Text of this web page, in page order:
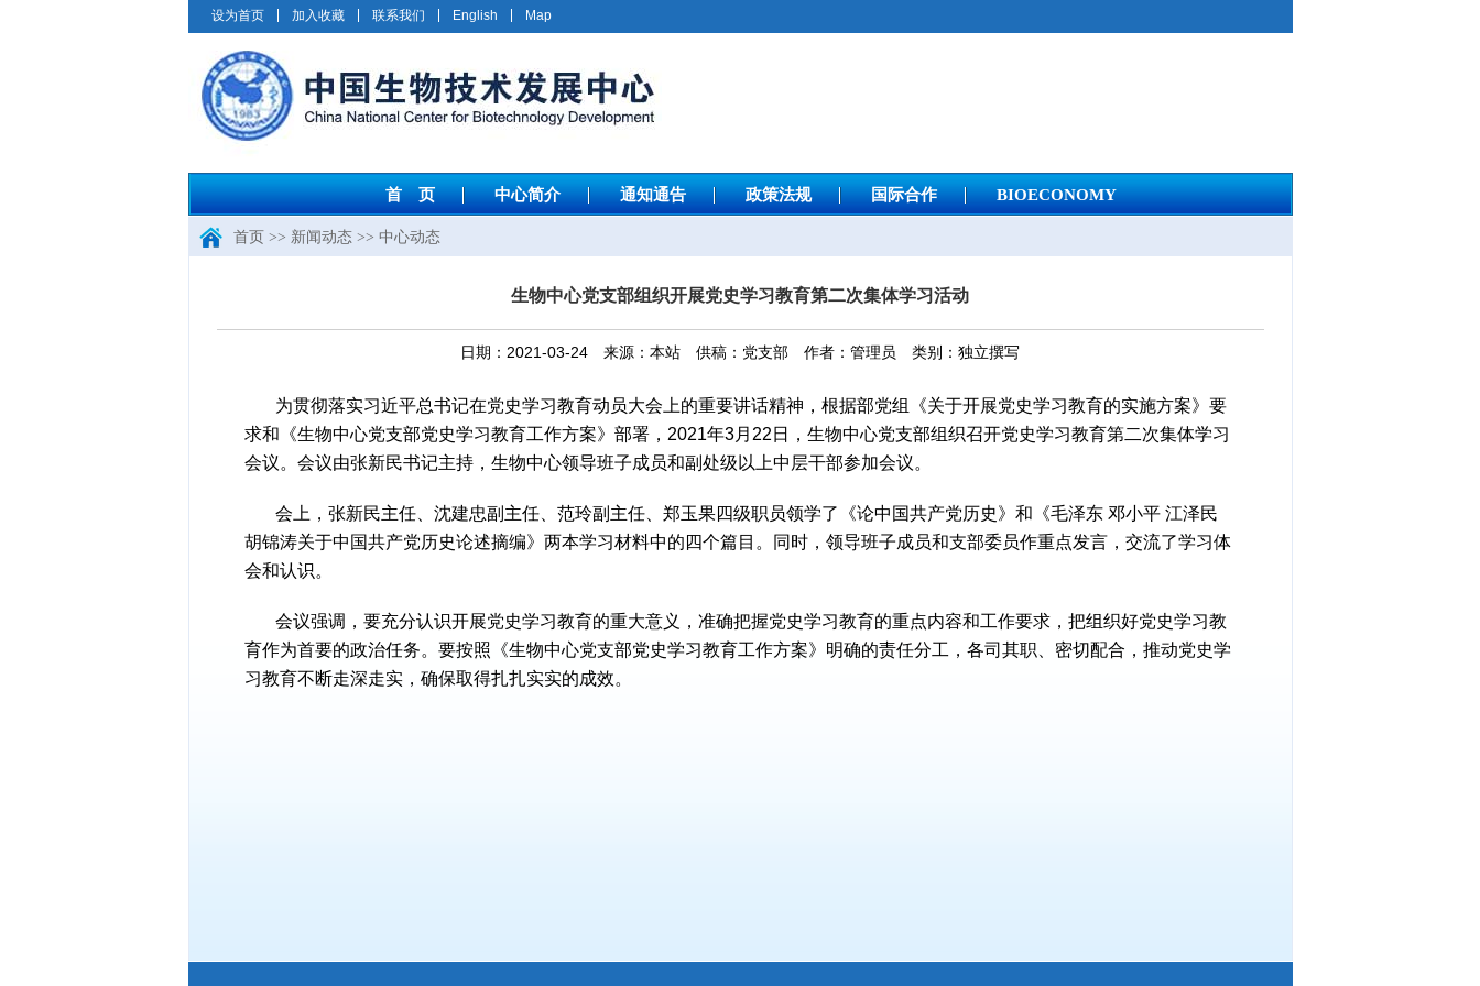
设为首页 加入收藏 联系我们 English Map
首 页 中心简介 通知通告 政策法规 国际合作 BIOECONOMY
首页 >> 新闻动态>> 中心动态
生物中心党支部组织开展党史学习教育第二次集体学习活动
日期：2021-03-24 来源：本站 供稿：党支部 作者：管理员 类别：独立撰写
为贯彻落实习近平总书记在党史学习教育动员大会上的重要讲话精神，根据部党组《关于开展党史学习教育的实施方案》要
求和《生物中心党支部党史学习教育工作方案》部署，2021年3月22日，生物中心党支部组织召开党史学习教育第二次集体学习
会议。会议由张新民书记主持，生物中心领导班子成员和副处级以上中层干部参加会议。
会上，张新民主任、沈建忠副主任、范玲副主任、郑玉果四级职员领学了《论中国共产党历史》和《毛泽东 邓小平 江泽民
胡锦涛关于中国共产党历史论述摘编》两本学习材料中的四个篇目。同时，领导班子成员和支部委员作重点发言，交流了学习体
会和认识。
会议强调，要充分认识开展党史学习教育的重大意义，准确把握党史学习教育的重点内容和工作要求，把组织好党史学习教
育作为首要的政治任务。要按照《生物中心党支部党史学习教育工作方案》明确的责任分工，各司其职、密切配合，推动党史学
习教育不断走深走实，确保取得扎扎实实的成效。